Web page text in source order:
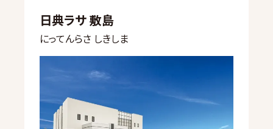
日典ラサ 敷島
にってんらさ しきしま